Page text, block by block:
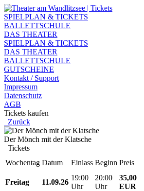
SPIELPLAN & TICKETS
BALLETTSCHULE
DAS THEATER
SPIELPLAN & TICKETS
DAS THEATER
BALLETTSCHULE
GUTSCHEINE
Kontakt / Support
Impressum
Datenschutz
AGB
Tickets kaufen
Zurück
Der Mönch mit der Klatsche
Tickets
Wochentag Datum Einlass Beginn Preis
Freitag
11.09.26
19:00
Uhr
20:00
Uhr
35,00
EUR